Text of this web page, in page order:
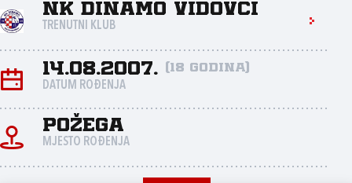
NK Dinamo Vidovci
TRENUTNI KLUB
14.08.2007. (18 godina)
DATUM ROĐENJA
Požega
MJESTO ROĐENJA